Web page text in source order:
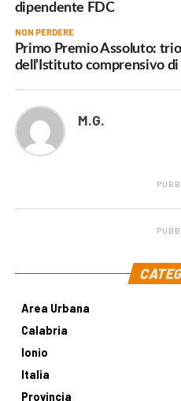
dipendente FDC
NON PERDERE
Primo Premio Assoluto:
dell’Istituto comprensivo
M.G.
Area Urbana
Calabria
Ionio
Italia
Provincia